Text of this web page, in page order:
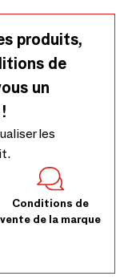
produits,
de
un
les
Conditions de
vente de la marque